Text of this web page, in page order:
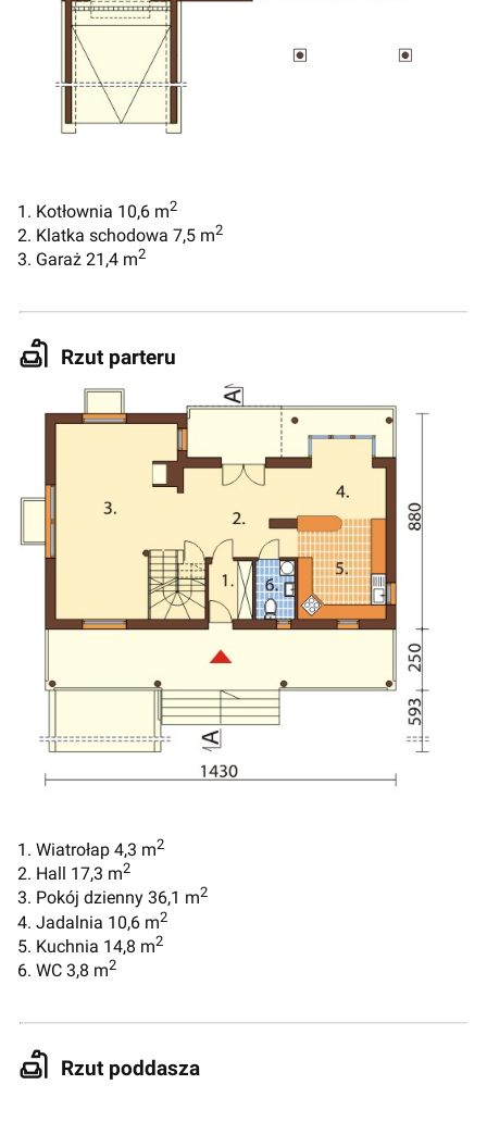
1. Kotłownia 10,6 m2
2. Klatka schodowa 7,5 m2
3. Garaż 21,4 m2
Rzut parteru
1. Wiatrołap 4,3 m2
2. Hall 17,3 m2
3. Pokój dzienny 36,1 m2
4. Jadalnia 10,6 m2
5. Kuchnia 14,8 m2
6. WC 3,8 m2
Rzut poddasza